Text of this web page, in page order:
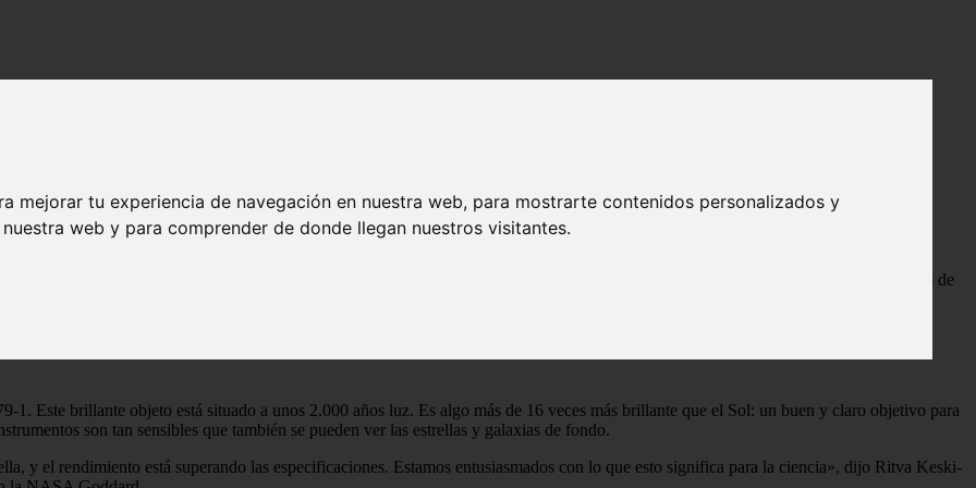
mejorar tu experiencia de navegación en nuestra web, para mostrarte contenidos personalizados y
web y para comprender de donde llegan nuestros visitantes.
sigue sorprendiendo. La primera foto nítida del James Webb fue publicada recientemente.
telescopio más potente que nadie haya puesto nunca en el espacio», dijo el astrofísico Thomas Zurbuchen. Es administrador asociado de
Este brillante objeto está situado a unos 2.000 años luz. Es algo más de 16 veces más brillante que el Sol: un buen y claro objetivo para
son tan sensibles que también se pueden ver las estrellas y galaxias de fondo.
y el rendimiento está superando las especificaciones. Estamos entusiasmados con lo que esto significa para la ciencia», dijo Ritva Keski-